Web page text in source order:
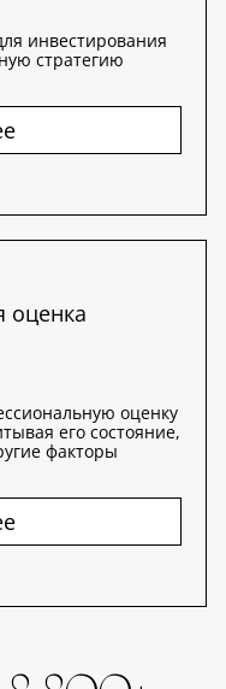
инвестирования
стратегию
оценка
оценку
его состояние,
факторы